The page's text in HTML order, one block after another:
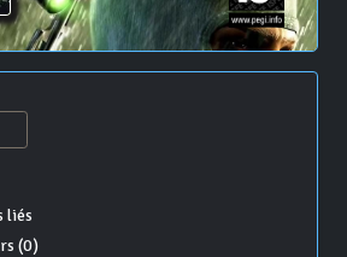
liés
(0)